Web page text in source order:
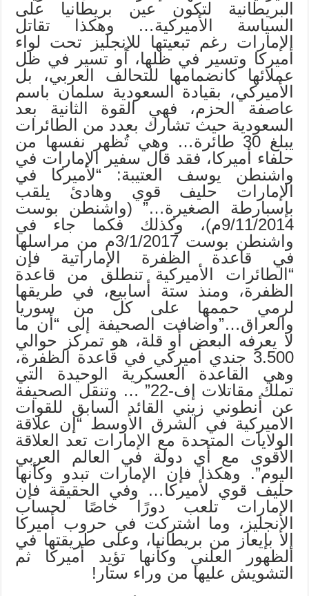
البريطانية لتكون عين بريطانيا على
السياسة الأميركية… وهكذا تقاتل
الإمارات رغم تبعيتها للإنجليز تحت لواء
أميركا وتسير في ظلها، أو تسير في ظل
عملائها كانضمامها للتحالف العربي، بل
الأميركي، بقيادة السعودية سلمان باسم
عاصفة الحزم، فهي القوة الثانية بعد
السعودية حيث تشارك بعدد من الطائرات
يبلغ 30 طائرة… وهي تُظهر نفسها من
حلفاء أميركا، فقد قال سفير الإمارات في
واشنطن يوسف العتيبة: “لأميركا في
الإمارات حليف قوي وهادئ يلقب
بإسبارطة الصغيرة…” (واشنطن بوست
9/11/2014م)، وكذلك فكما جاء في
واشنطن بوست 3/1/2017م من مراسلها
في قاعدة الظفرة الإماراتية فإن
“الطائرات الأميركية تنطلق من قاعدة
الظفرة، ومنذ ستة أسابيع، في طريقها
لرمي حممها على كل من سوريا
والعراق…”وأضافت الصحيفة إلى “أن ما
لا يعرفه البعض أو قلة، هو تمركز حوالي
3.500 جندي أميركي في قاعدة الظفرة،
وهي القاعدة العسكرية الوحيدة التي
تملك مقاتلات إف-22” … وتنقل الصحيفة
عن أنطوني زيني القائد السابق للقوات
الأميركية في الشرق الأوسط “إن علاقة
الولايات المتحدة مع الإمارات تعد العلاقة
الأقوى مع أي دولة في العالم العربي
اليوم”. وهكذا فإن الإمارات تبدو وكأنها
حليف قوي لأميركا… وفي الحقيقة فإن
الإمارات تلعب دورًا خاصًا لحساب
الإنجليز، وما اشتركت في حروب أميركا
إلا بإيعاز من بريطانيا، وعلى طريقتها في
الظهور العلني وكأنها تؤيد أميركا ثم
التشويش عليها من وراء ستار!